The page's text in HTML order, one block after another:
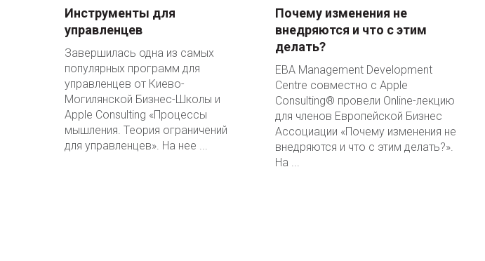
Инструменты для
управленцев
Завершилась одна из самых
популярных программ для
управленцев от Киево-
Могилянской Бизнес-Школы и
Apple Consulting «Процессы
мышления. Теория ограничений
для управленцев». На нее ...
Почему изменения не
внедряются и что с этим
делать?
EBA Management Development
Centre совместно с Apple
Consulting® провели Online-лекцию
для членов Европейской Бизнес
Ассоциации «Почему изменения не
внедряются и что с этим делать?».
На ...